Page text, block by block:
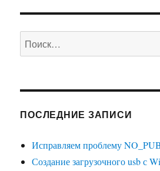
Искать:
ПОСЛЕДНИЕ ЗАПИСИ
Исправляем проблему
Создание загрузочного usb с